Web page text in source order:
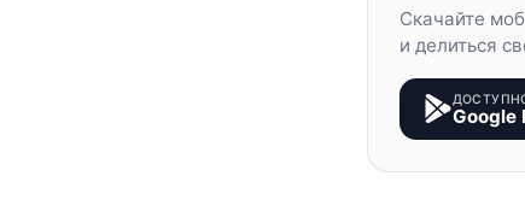
Скачайте
и делиться
Google